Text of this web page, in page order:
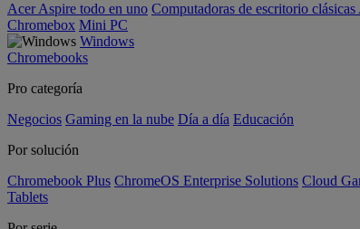
Acer Aspire todo en uno Computadoras de escritorio
Chromebox Mini PC
Windows
Chromebooks
Pro categoría
Negocios Gaming en la nube Día a día Educación
Por solución
Chromebook Plus ChromeOS Enterprise Solutions Cloud
Tablets